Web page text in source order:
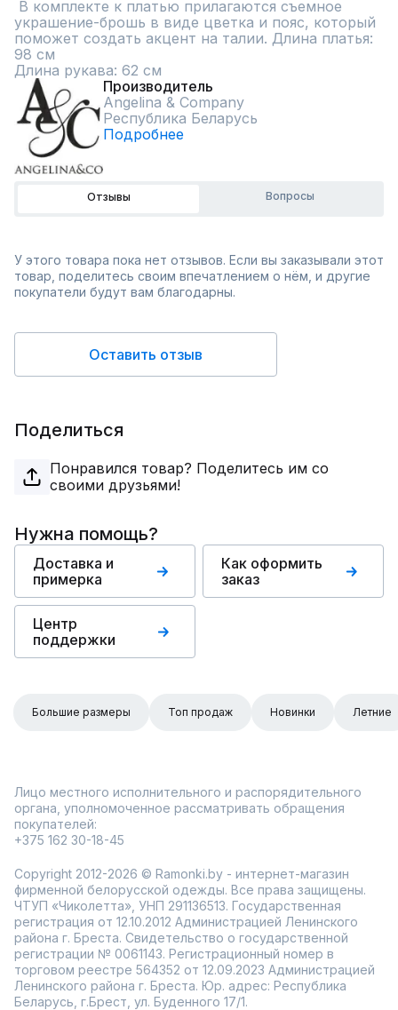
украшение-брошь в виде цветка и пояс, который
поможет создать акцент на талии. Длина платья:
98 см
Длина рукава: 62 см
Производитель
Angelina & Сompany
Республика Беларусь
Подробнее
Отзывы Вопросы
У этого товара пока нет отзывов. Если вы заказывали этот
товар, поделитесь своим впечатлением о нём, и другие
покупатели будут вам благодарны.
Оставить отзыв
Поделиться
Понравился товар? Поделитесь им со
своими друзьями!
Нужна помощь?
Доставка и
примерка
Как оформить
заказ
Центр
поддержки
Большие размеры Топ продаж Новинки Летние
Лицо местного исполнительного и распорядительного
органа, уполномоченное рассматривать обращения
покупателей:
+375 162 30-18-45
Copyright 2012-2026 © Ramonki.by - интернет-магазин
фирменной белорусской одежды. Все права защищены.
ЧТУП «Чиколетта», УНП 291136513. Государственная
регистрация от 12.10.2012 Администрацией Ленинского
района г. Бреста. Свидетельство о государственной
регистрации № 0061143. Регистрационный номер в
торговом реестре 564352 от 12.09.2023 Администрацией
Ленинского района г. Бреста. Юр. адрес: Республика
Беларусь, г.Брест, ул. Буденного 17/1.